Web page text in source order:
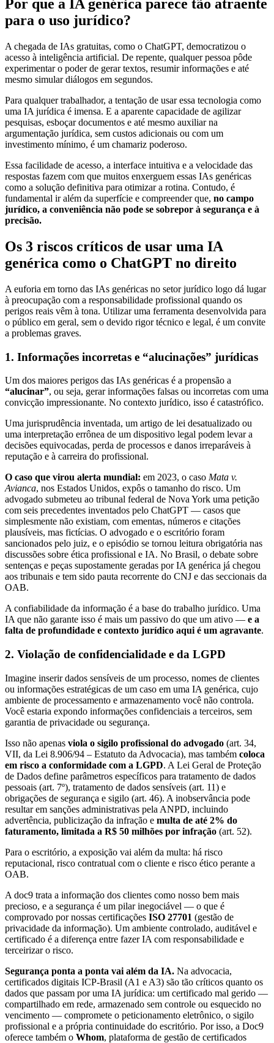
Por que a IA genérica parece tão atraente
para o uso jurídico?
A chegada de IAs gratuitas, como o ChatGPT, democratizou o
acesso à inteligência artificial. De repente, qualquer pessoa pôde
experimentar o poder de gerar textos, resumir informações e até
mesmo simular diálogos em segundos.
Para qualquer trabalhador, a tentação de usar essa tecnologia como
uma IA jurídica é imensa. E a aparente capacidade de agilizar
pesquisas, esboçar documentos e até mesmo auxiliar na
argumentação jurídica, sem custos adicionais ou com um
investimento mínimo, é um chamariz poderoso.
Essa facilidade de acesso, a interface intuitiva e a velocidade das
respostas fazem com que muitos enxerguem essas IAs genéricas
como a solução definitiva para otimizar a rotina. Contudo, é
fundamental ir além da superfície e compreender que, no campo
jurídico, a conveniência não pode se sobrepor à segurança e à
precisão.
Os 3 riscos críticos de usar uma IA
genérica como o ChatGPT no direito
A euforia em torno das IAs genéricas no setor jurídico logo dá lugar
à preocupação com a responsabilidade profissional quando os
perigos reais vêm à tona. Utilizar uma ferramenta desenvolvida para
o público em geral, sem o devido rigor técnico e legal, é um convite
a problemas graves.
1. Informações incorretas e “alucinações” jurídicas
Um dos maiores perigos das IAs genéricas é a propensão a
“alucinar”, ou seja, gerar informações falsas ou incorretas com uma
convicção impressionante. No contexto jurídico, isso é catastrófico.
Uma jurisprudência inventada, um artigo de lei desatualizado ou
uma interpretação errônea de um dispositivo legal podem levar a
decisões equivocadas, perda de processos e danos irreparáveis à
reputação e à carreira do profissional.
O caso que virou alerta mundial: em 2023, o caso Mata v.
Avianca, nos Estados Unidos, expôs o tamanho do risco. Um
advogado submeteu ao tribunal federal de Nova York uma petição
com seis precedentes inventados pelo ChatGPT — casos que
simplesmente não existiam, com ementas, números e citações
plausíveis, mas fictícias. O advogado e o escritório foram
sancionados pelo juiz, e o episódio se tornou leitura obrigatória nas
discussões sobre ética profissional e IA. No Brasil, o debate sobre
sentenças e peças supostamente geradas por IA genérica já chegou
aos tribunais e tem sido pauta recorrente do CNJ e das seccionais da
OAB.
A confiabilidade da informação é a base do trabalho jurídico. Uma
IA que não garante isso é mais um passivo do que um ativo — e a
falta de profundidade e contexto jurídico aqui é um agravante.
2. Violação de confidencialidade e da LGPD
Imagine inserir dados sensíveis de um processo, nomes de clientes
ou informações estratégicas de um caso em uma IA genérica, cujo
ambiente de processamento e armazenamento você não controla.
Você estaria expondo informações confidenciais a terceiros, sem
garantia de privacidade ou segurança.
Isso não apenas viola o sigilo profissional do advogado (art. 34,
VII, da Lei 8.906/94 – Estatuto da Advocacia), mas também coloca
em risco a conformidade com a LGPD. A Lei Geral de Proteção
de Dados define parâmetros específicos para tratamento de dados
pessoais (art. 7º), tratamento de dados sensíveis (art. 11) e
obrigações de segurança e sigilo (art. 46). A inobservância pode
resultar em sanções administrativas pela ANPD, incluindo
advertência, publicização da infração e multa de até 2% do
faturamento, limitada a R$ 50 milhões por infração (art. 52).
Para o escritório, a exposição vai além da multa: há risco
reputacional, risco contratual com o cliente e risco ético perante a
OAB.
A doc9 trata a informação dos clientes como nosso bem mais
precioso, e a segurança é um pilar inegociável — o que é
comprovado por nossas certificações ISO 27701 (gestão de
privacidade da informação). Um ambiente controlado, auditável e
certificado é a diferença entre fazer IA com responsabilidade e
terceirizar o risco.
Segurança ponta a ponta vai além da IA. Na advocacia,
certificados digitais ICP-Brasil (A1 e A3) são tão críticos quanto os
dados que passam por uma IA jurídica: um certificado mal gerido —
compartilhado em rede, armazenado sem controle ou esquecido no
vencimento — compromete o peticionamento eletrônico, o sigilo
profissional e a própria continuidade do escritório. Por isso, a Doc9
oferece também o Whom, plataforma de gestão de certificados